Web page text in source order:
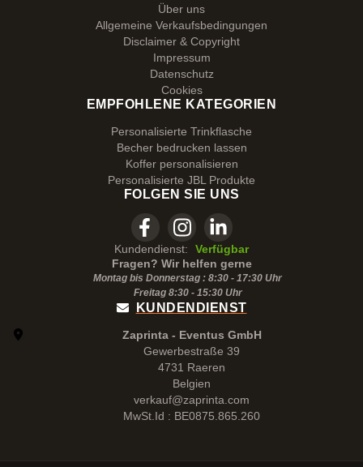
Über uns
Allgemeine Verkaufsbedingungen
Disclaimer & Copyright
Impressum
Datenschutz
Cookies
EMPFOHLENE KATEGORIEN
Personalisierte Trinkflasche
Becher bedrucken lassen
Koffer personalisieren
Personalisierte JBL Produkte
FOLGEN SIE UNS
Kundendienst:
Verfügbar
Fragen? Wir helfen gerne
Montag bis Donnerstag : 8:30 - 17:30 Uhr
Freitag 8:30 - 15:30Uhr
KUNDENDIENST
Zaprinta - Eventus GmbH
Gewerbestraße 39
4731 Raeren
Belgien
verkauf@zaprinta.com
MwSt.Id : BE0875.865.260